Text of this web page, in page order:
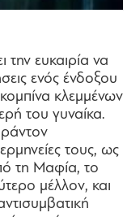
την ευκαιρία να
ενός ένδοξου
κλεμμένων
του γυναίκα.
τους, ως
τη Μαφία, το
μέλλον, και